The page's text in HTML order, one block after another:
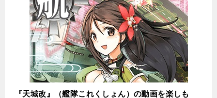
『天城改』（艦隊これくしょん）の動画を楽しも